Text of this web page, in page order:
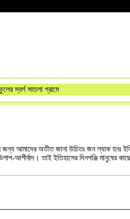
স্বর্গ সাতলা গ্রামে
জন্য আমাদের অতীত জানা উচিতঃ জন ল্যাক
আশীর্বাদ। তাই ইতিহাসের দিনপঞ্জি